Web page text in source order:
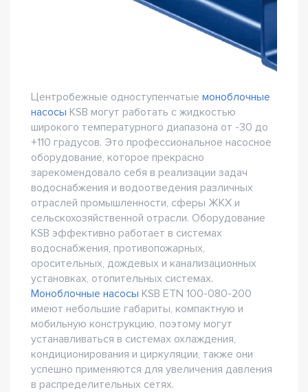
Центробежные одноступенчатые моноблочные
насосы KSB могут работать с жидкостью
широкого температурного диапазона от -30 до
+110 градусов. Это профессиональное насосное
оборудование, которое прекрасно
зарекомендовало себя в реализации задач
водоснабжения и водоотведения различных
отраслей промышленности, сферы ЖКХ и
сельскохозяйственной отрасли. Оборудование
KSB эффективно работает в системах
водоснабжения, противопожарных,
оросительных, дождевых и канализационных
установках, отопительных системах.
Моноблочные насосы KSB ETN 100-080-200
имеют небольшие габариты, компактную и
мобильную конструкцию, поэтому могут
устанавливаться в системах охлаждения,
кондиционирования и циркуляции, также они
успешно применяются для увеличения давления
в распределительных сетях.